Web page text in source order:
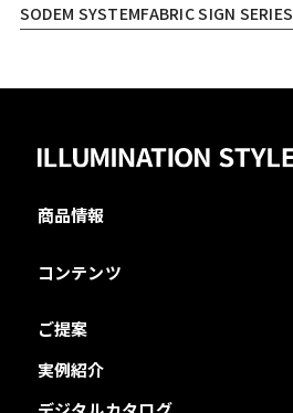
SODEM SYSTEMFABRIC SIGN SERIES
商品情報
コンテンツ
ご提案
実例紹介